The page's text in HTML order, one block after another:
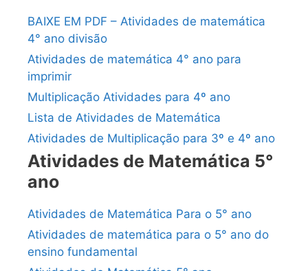
BAIXE EM PDF – Atividades de matemática
4° ano divisão
Atividades de matemática 4° ano para
imprimir
Multiplicação Atividades para 4º ano
Lista de Atividades de Matemática
Atividades de Multiplicação para 3º e 4º ano
Atividades de Matemática 5°
ano
Atividades de Matemática Para o 5° ano
Atividades de matemática para o 5° ano do
ensino fundamental